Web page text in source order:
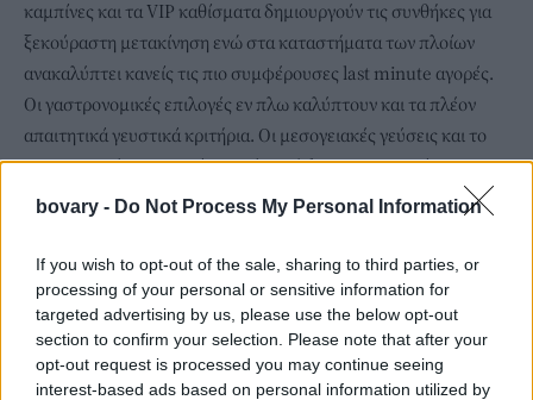
bovary - Do Not Process My Personal Information
If you wish to opt-out of the sale, sharing to third parties, or
processing of your personal or sensitive information for
targeted advertising by us, please use the below opt-out
section to confirm your selection. Please note that after your
opt-out request is processed you may continue seeing
interest-based ads based on personal information utilized by
καμπίνες και τα VIP καθίσματα δημιουργούν τις συνθήκες για
ξεκούραστη μετακίνηση ενώ στα καταστήματα των πλοίων
ανακαλύπτει κανείς τις πιο συμφέρουσες last minute αγορές.
Οι γαστρονομικές επιλογές εν πλω καλύπτουν και τα πλέον
απαιτητικά γευστικά κριτήρια. Οι μεσογειακές γεύσεις και το
πιστοποιημένο Κρητικό Μενού στα à la carte εστιατόρια και οι
επιλογές ποιοτικού street food στα bars μας επιτρέπουν να